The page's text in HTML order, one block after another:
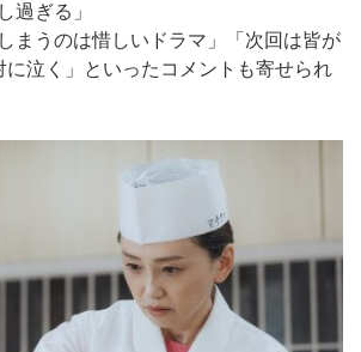
過ぎる」
まうのは惜しいドラマ」「次回は皆が
泣く」といったコメントも寄せられ